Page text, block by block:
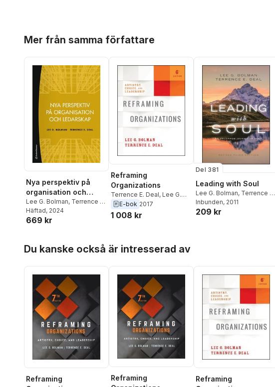
Mer från samma författare
Nya perspektiv på
organisation och
ledarskap
Lee G. Bolman, Terrence E.
Deal
Häftad, 2024
669 kr
Reframing
Organizations
Terrence E. Deal, Lee G.
Bolman
E-bok 2017
1 008 kr
Del 381
Leading with Soul
Lee G. Bolman, Terrence E.
Deal
Inbunden, 2011
209 kr
Du kanske också är intresserad av
Reframing
Reframing
Reframing